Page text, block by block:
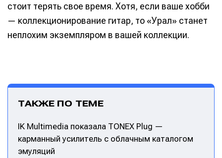
стоит терять свое время. Хотя, если ваше хобби
— коллекционирование гитар, то «Урал» станет
неплохим экземпляром в вашей коллекции.
ТАКЖЕ ПО ТЕМЕ
IK Multimedia показала TONEX Plug —
карманный усилитель с облачным каталогом
эмуляций